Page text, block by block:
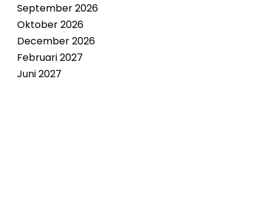
September 2026
Oktober 2026
December 2026
Februari 2027
Juni 2027